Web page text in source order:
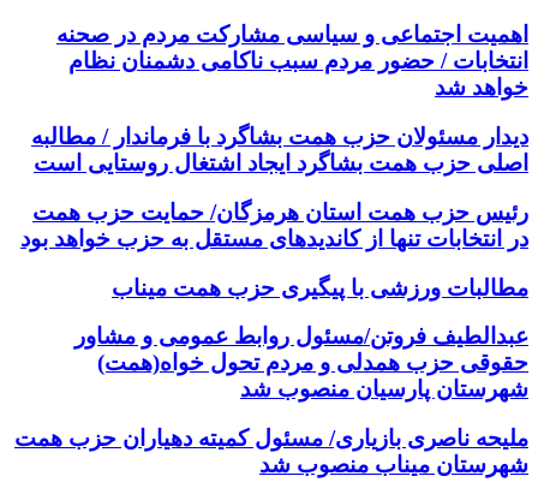
اهمیت اجتماعی و سیاسی مشارکت مردم در صحنه
انتخابات / حضور مردم سبب ناکامی دشمنان نظام
خواهد شد
دیدار مسئولان حزب همت بشاگرد با فرماندار / مطالبه
اصلی حزب همت بشاگرد ایجاد اشتغال روستایی است
رئیس حزب همت استان هرمزگان/ حمایت حزب همت
در انتخابات تنها از کاندیدهای مستقل به حزب خواهد بود
مطالبات ورزشی با پیگیری حزب همت میناب
عبدالطیف فروتن/مسئول روابط عمومی و مشاور
حقوقی حزب همدلی و مردم تحول خواه(همت)
شهرستان پارسیان منصوب شد
ملیحه ناصری بازیاری/ مسئول کمیته دهیاران حزب همت
شهرستان میناب منصوب شد